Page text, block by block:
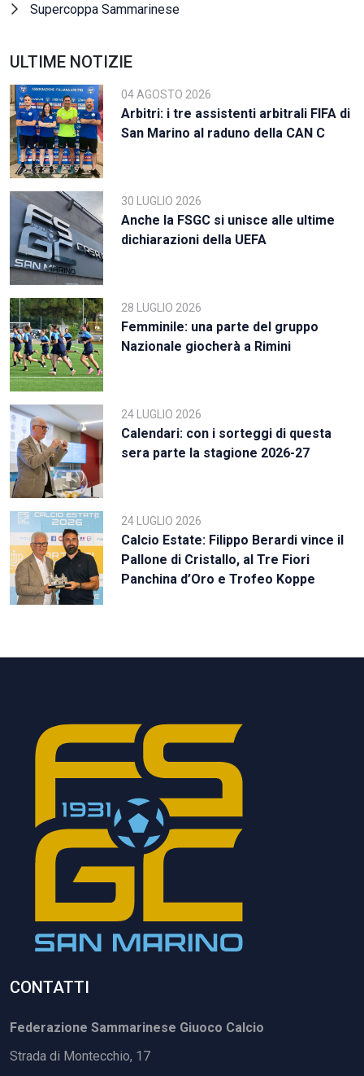
Supercoppa Sammarinese
ULTIME NOTIZIE
04 AGOSTO 2026
Arbitri: i tre assistenti arbitrali FIFA di
San Marino al raduno della CAN C
30 LUGLIO 2026
Anche la FSGC si unisce alle ultime
dichiarazioni della UEFA
28 LUGLIO 2026
Femminile: una parte del gruppo
Nazionale giocherà a Rimini
24 LUGLIO 2026
Calendari: con i sorteggi di questa
sera parte la stagione 2026-27
24 LUGLIO 2026
Calcio Estate: Filippo Berardi vince il
Pallone di Cristallo, al Tre Fiori
Panchina d’Oro e Trofeo Koppe
CONTATTI
Federazione Sammarinese Giuoco Calcio
Strada di Montecchio, 17